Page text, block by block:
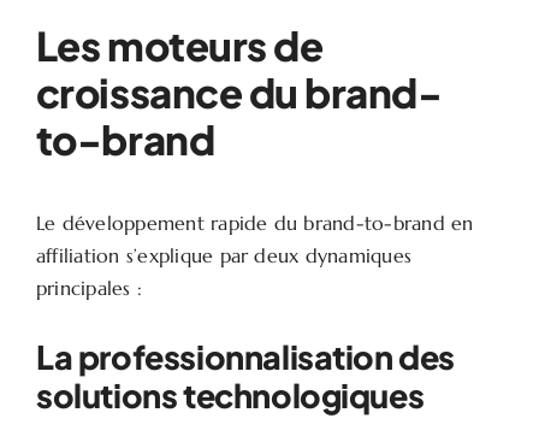
Les moteurs de
croissance du brand-
to-brand
Le développement rapide du brand-to-brand en
affiliation s’explique par deux dynamiques
principales :
La professionnalisation des
solutions technologiques